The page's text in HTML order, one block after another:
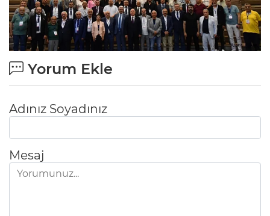
Yorum Ekle
Adınız Soyadınız
Mesaj